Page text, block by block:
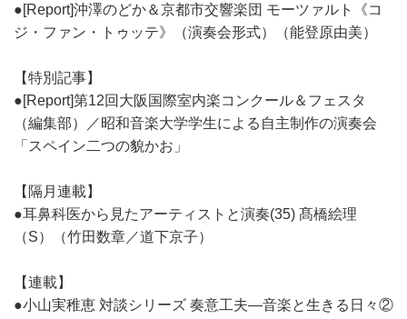
●[Report]沖澤のどか＆京都市交響楽団 モーツァルト《コ
ジ・ファン・トゥッテ》（演奏会形式）（能登原由美）
【特別記事】
●[Report]第12回大阪国際室内楽コンクール＆フェスタ
（編集部）／昭和音楽大学学生による自主制作の演奏会
「スペイン二つの貌かお」
【隔月連載】
●耳鼻科医から見たアーティストと演奏(35) 髙橋絵理
（S）（竹田数章／道下京子）
【連載】
●小山実稚恵 対談シリーズ 奏意工夫―音楽と生きる日々②